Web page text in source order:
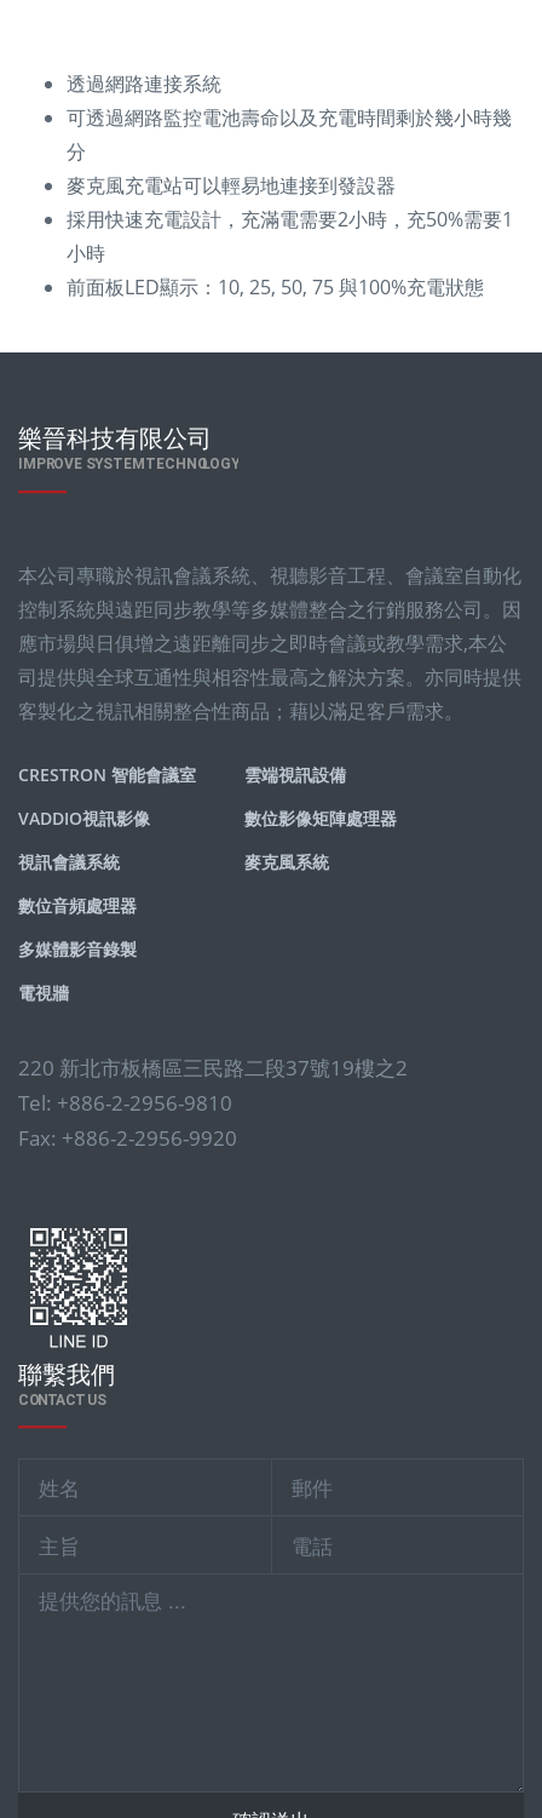
透過網路連接系統
可透過網路監控電池壽命以及充電時間剩於幾⼩時幾
分
⿆克⾵充電站可以輕易地連接到發設器
採⽤快速充電設計，充滿電需要2⼩時，充50%需要1
⼩時
前⾯板LED顯⽰：10, 25, 50, 75 與100%充電狀態
本公司專職於視訊會議系統、視聽影音工程、會議室自動化
控制系統與遠距同步教學等多媒體整合之行銷服務公司。因
應市場與日俱增之遠距離同步之即時會議或教學需求,本公
司提供與全球互通性與相容性最高之解決方案。亦同時提供
客製化之視訊相關整合性商品；藉以滿足客戶需求。
CRESTRON 智能會議室
VADDIO視訊影像
視訊會議系統
雲端視訊設備
數位影像矩陣處理器
麥克風系統
數位音頻處理器
多媒體影音錄製
電視牆
220 新北市板橋區三民路二段37號19樓之2
Tel: +886-2-2956-9810
Fax: +886-2-2956-9920